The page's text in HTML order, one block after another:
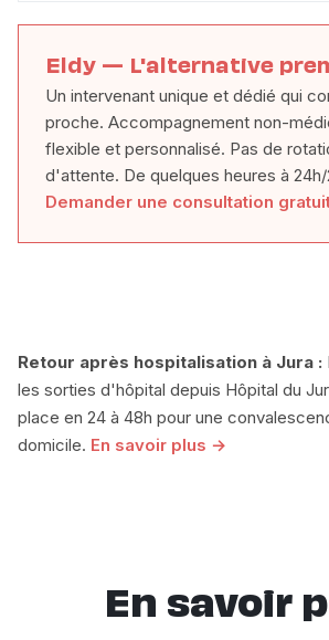
Eldy — L'alternative
Un intervenant unique et dédié qui
proche. Accompagnement non-
flexible et personnalisé. Pas de
d'attente. De quelques heures à 24h/
Demander une consultation
Retour après hospitalisation à Jura :
les sorties d'hôpital depuis Hôpital du
place en 24 à 48h pour une
domicile. En savoir plus →
En savoir